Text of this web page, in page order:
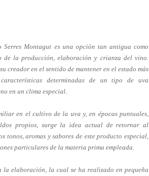
Serres Montagut es una opción tan antigua como
de la producción, elaboración y crianza del vino.
creador en el sentido de mantener en el estado más
determinadas de un tipo de uva
en un clima especial.
en el cultivo de la uva y, en épocas puntuales,
propios, surge la idea actual de retornar al
tonos, aromas y sabores de este producto especial,
particulares de la materia prima empleada.
la elaboración, la cual se ha realizado en pequeña